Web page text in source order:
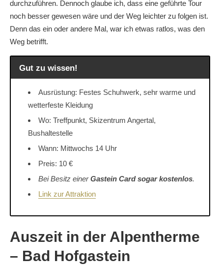
durchzuführen. Dennoch glaube ich, dass eine geführte Tour
noch besser gewesen wäre und der Weg leichter zu folgen ist.
Denn das ein oder andere Mal, war ich etwas ratlos, was den
Weg betrifft.
Gut zu wissen!
Ausrüstung: Festes Schuhwerk, sehr warme und
wetterfeste Kleidung
Wo: Treffpunkt, Skizentrum Angertal,
Bushaltestelle
Wann: Mittwochs 14 Uhr
Preis: 10 €
Bei Besitz einerGastein Card sogar kostenlos.
Link zur Attraktion
Auszeit in der Alpentherme
– Bad Hofgastein